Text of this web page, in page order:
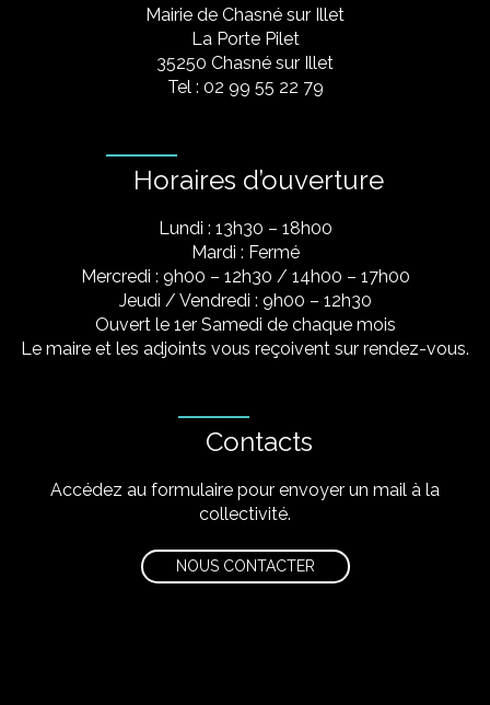
Mairie de Chasné sur Illet
La Porte Pilet
35250 Chasné sur Illet
Tel : 02 99 55 22 79
Horaires d’ouverture
Lundi : 13h30 – 18h00
Mardi : Fermé
Mercredi : 9h00 – 12h30 / 14h00 – 17h00
Jeudi / Vendredi : 9h00 – 12h30
Ouvert le 1er Samedi de chaque mois
Le maire et les adjoints vous reçoivent sur rendez-vous.
Contacts
Accédez au formulaire pour envoyer un mail à la
collectivité.
NOUS CONTACTER